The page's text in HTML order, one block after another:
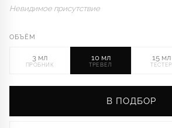
Невидимое присутствие
ОБЪЁМ
3 мл
ПРОБНИК
10 мл
ТРЕВЕЛ
15 мл
ТЕСТЕР
В ПОДБОР